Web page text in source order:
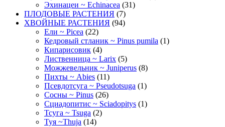
Эхинацеи ~ Echinacea (31)
ПЛОДОВЫЕ РАСТЕНИЯ (7)
ХВОЙНЫЕ РАСТЕНИЯ (94)
Ели ~ Picea (22)
Кедровый стланик ~ Pinus pumila (1)
Кипарисовик (4)
Лиственница ~ Larix (5)
Можжевельник ~ Juniperus (8)
Пихты ~ Abies (11)
Псевдотсуга ~ Pseudotsuga (1)
Сосны ~ Pinus (26)
Сциадопитис ~ Sciadopitys (1)
Тсуга ~ Tsuga (2)
Туя ~Thuja (14)